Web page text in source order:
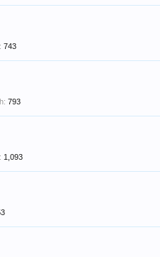
743
793
1,093